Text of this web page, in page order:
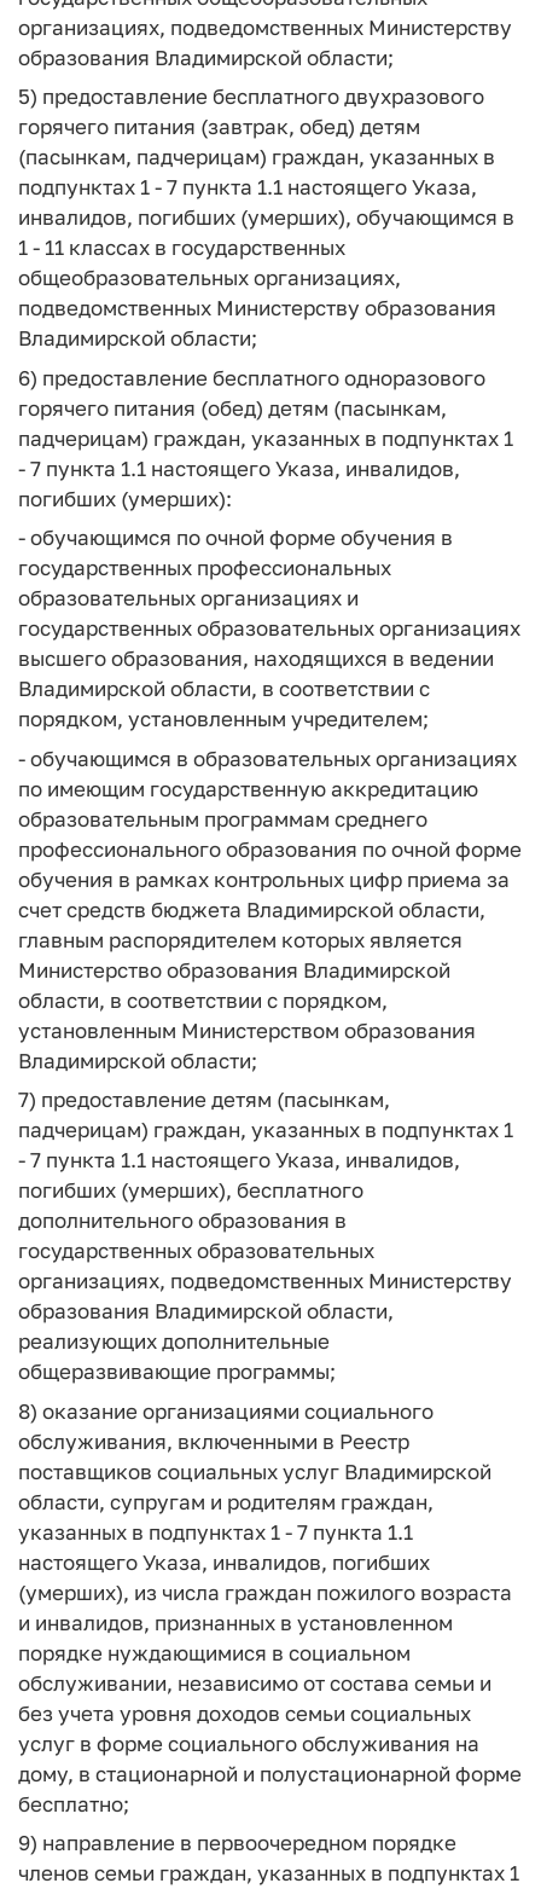
организациях, подведомственных Министерству
образования Владимирской области;
5) предоставление бесплатного двухразового
горячего питания (завтрак, обед) детям
(пасынкам, падчерицам) граждан, указанных в
подпунктах 1 - 7 пункта 1.1 настоящего Указа,
инвалидов, погибших (умерших), обучающимся в
1 - 11 классах в государственных
общеобразовательных организациях,
подведомственных Министерству образования
Владимирской области;
6) предоставление бесплатного одноразового
горячего питания (обед) детям (пасынкам,
падчерицам) граждан, указанных в подпунктах 1
- 7 пункта 1.1 настоящего Указа, инвалидов,
погибших (умерших):
- обучающимся по очной форме обучения в
государственных профессиональных
образовательных организациях и
государственных образовательных организациях
высшего образования, находящихся в ведении
Владимирской области, в соответствии с
порядком, установленным учредителем;
- обучающимся в образовательных организациях
по имеющим государственную аккредитацию
образовательным программам среднего
профессионального образования по очной форме
обучения в рамках контрольных цифр приема за
счет средств бюджета Владимирской области,
главным распорядителем которых является
Министерство образования Владимирской
области, в соответствии с порядком,
установленным Министерством образования
Владимирской области;
7) предоставление детям (пасынкам,
падчерицам) граждан, указанных в подпунктах 1
- 7 пункта 1.1 настоящего Указа, инвалидов,
погибших (умерших), бесплатного
дополнительного образования в
государственных образовательных
организациях, подведомственных Министерству
образования Владимирской области,
реализующих дополнительные
общеразвивающие программы;
8) оказание организациями социального
обслуживания, включенными в Реестр
поставщиков социальных услуг Владимирской
области, супругам и родителям граждан,
указанных в подпунктах 1 - 7 пункта 1.1
настоящего Указа, инвалидов, погибших
(умерших), из числа граждан пожилого возраста
и инвалидов, признанных в установленном
порядке нуждающимися в социальном
обслуживании, независимо от состава семьи и
без учета уровня доходов семьи социальных
услуг в форме социального обслуживания на
дому, в стационарной и полустационарной форме
бесплатно;
9) направление в первоочередном порядке
членов семьи граждан, указанных в подпунктах 1